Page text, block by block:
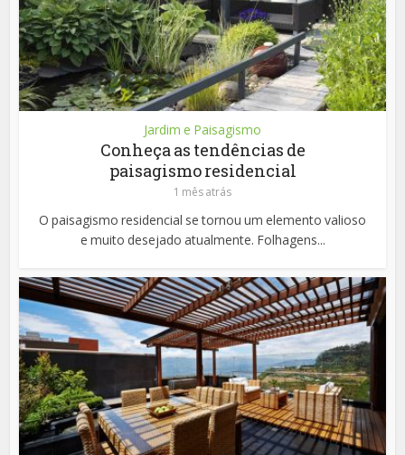
Jardim e Paisagismo
Conheça as tendências de
paisagismo residencial
1 mês atrás
O paisagismo residencial se tornou um elemento valioso
e muito desejado atualmente. Folhagens...